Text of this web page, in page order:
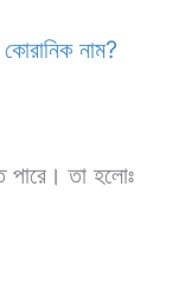
নাম?
পারে। তা হলোঃ